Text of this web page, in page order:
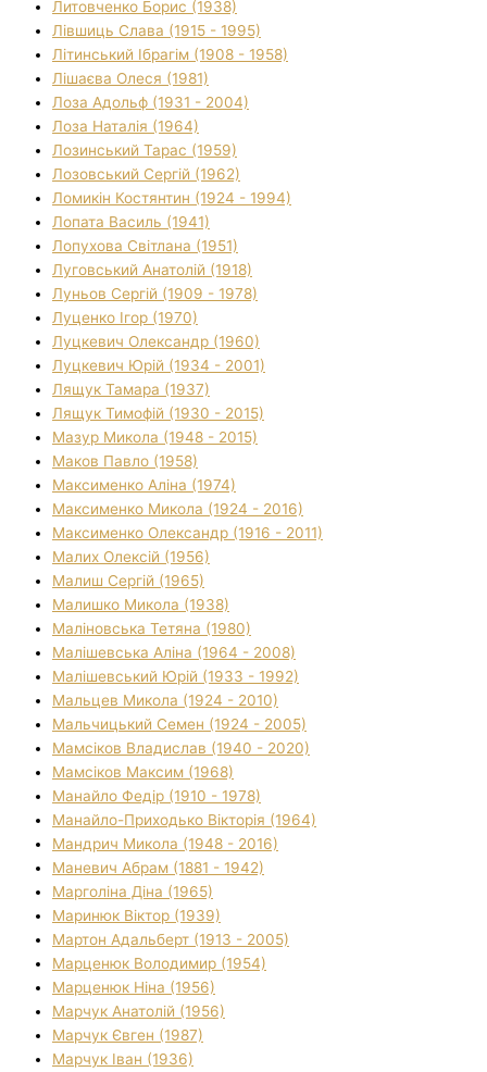
Литовченко Борис (1938)
Лівшиць Слава (1915 - 1995)
Літинський Ібрагім (1908 - 1958)
Лішаєва Олеся (1981)
Лоза Адольф (1931 - 2004)
Лоза Наталія (1964)
Лозинський Тарас (1959)
Лозовський Сергій (1962)
Ломикін Костянтин (1924 - 1994)
Лопата Василь (1941)
Лопухова Світлана (1951)
Луговський Анатолій (1918)
Луньов Сергій (1909 - 1978)
Луценко Ігор (1970)
Луцкевич Олександр (1960)
Луцкевич Юрій (1934 - 2001)
Лящук Тамара (1937)
Лящук Тимофій (1930 - 2015)
Мазур Микола (1948 - 2015)
Маков Павло (1958)
Максименко Аліна (1974)
Максименко Микола (1924 - 2016)
Максименко Олександр (1916 - 2011)
Малих Олексій (1956)
Малиш Сергій (1965)
Малишко Микола (1938)
Маліновська Тетяна (1980)
Малішевська Аліна (1964 - 2008)
Малішевський Юрій (1933 - 1992)
Мальцев Микола (1924 - 2010)
Мальчицький Семен (1924 - 2005)
Мамсіков Владислав (1940 - 2020)
Мамсіков Максим (1968)
Манайло Федір (1910 - 1978)
Манайло-Приходько Вікторія (1964)
Мандрич Микола (1948 - 2016)
Маневич Абрам (1881 - 1942)
Марголіна Діна (1965)
Маринюк Віктор (1939)
Мартон Адальберт (1913 - 2005)
Марценюк Володимир (1954)
Марценюк Ніна (1956)
Марчук Анатолій (1956)
Марчук Євген (1987)
Марчук Іван (1936)